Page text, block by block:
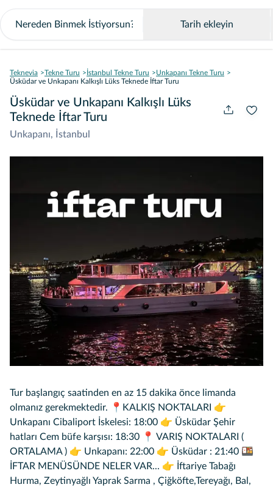
Tarih ekleyin
Teknevia Tekne Turu İstanbul Tekne Turu
Unkapanı Tekne Turu
Üsküdar ve Unkapanı Kalkışlı Lüks Teknede İftar Turu
Üsküdar ve Unkapanı Kalkışlı Lüks
Teknede İftar Turu
Unkapanı, İstanbul
Tur başlangıç saatinden en az 15 dakika önce limanda
olmanız gerekmektedir. 📍KALKIŞ NOKTALARI 👉
Unkapanı Cibaliport İskelesi: 18:00 👉 Üsküdar Şehir
hatları Cem büfe karşısı: 18:30 📍 VARIŞ NOKTALARI (
ORTALAMA ) 👉 Unkapanı: 22:00 👉 Üsküdar : 21:40 🍱
İFTAR MENÜSÜNDE NELER VAR... 👉 İftariye Tabağı
Hurma, Zeytinyağlı Yaprak Sarma , Çiğköfte,Tereyağı, Bal,